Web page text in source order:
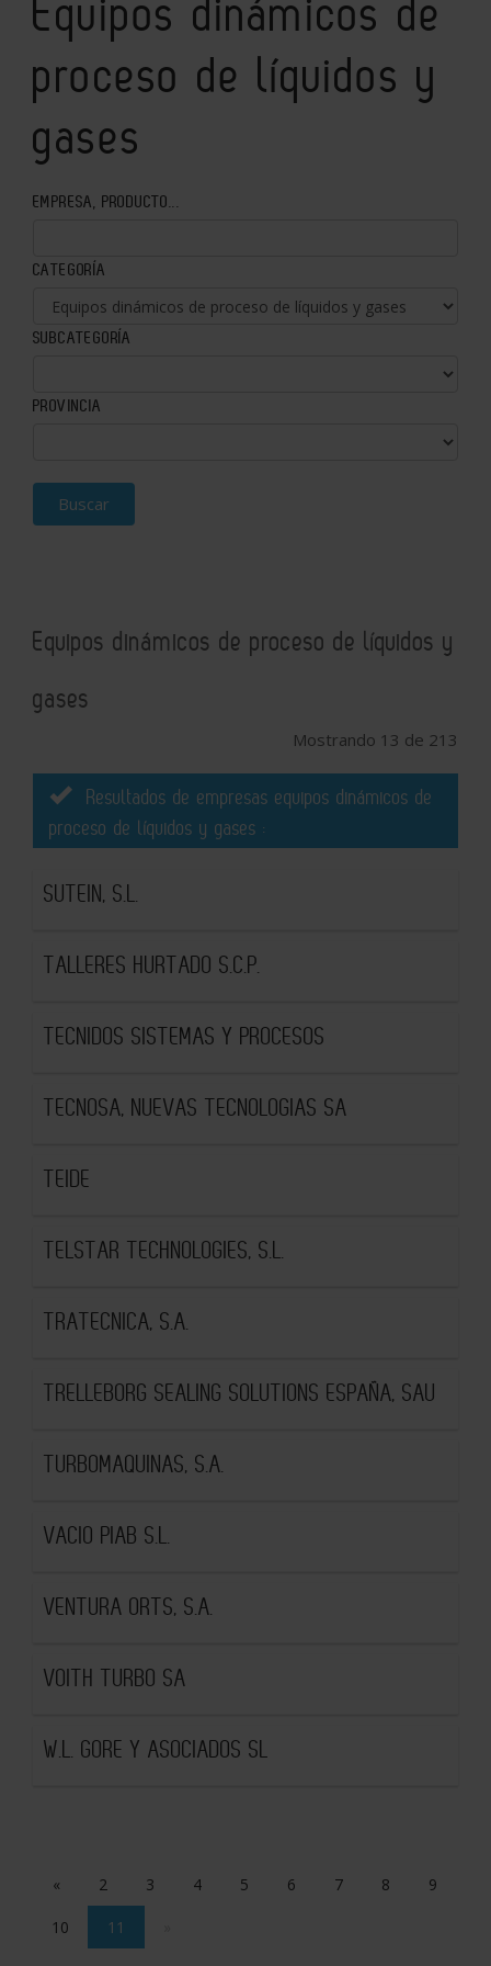
Equipos dinámicos de
proceso de líquidos y
gases
EMPRESA, PRODUCTO...
CATEGORÍA
SUBCATEGORÍA
PROVINCIA
Buscar
Equipos dinámicos de proceso de líquidos y
gases
Mostrando 13 de 213
Resultados de empresas equipos dinámicos de
proceso de líquidos y gases :
SUTEIN, S.L.
TALLERES HURTADO S.C.P.
TECNIDOS SISTEMAS Y PROCESOS
TECNOSA, NUEVAS TECNOLOGIAS SA
TEIDE
TELSTAR TECHNOLOGIES, S.L.
TRATECNICA, S.A.
TRELLEBORG SEALING SOLUTIONS ESPAÑA, SAU
TURBOMAQUINAS, S.A.
VACIO PIAB S.L.
VENTURA ORTS, S.A.
VOITH TURBO SA
W.L. GORE Y ASOCIADOS SL
« 2 3 4 5 6 7 8 9
10 11